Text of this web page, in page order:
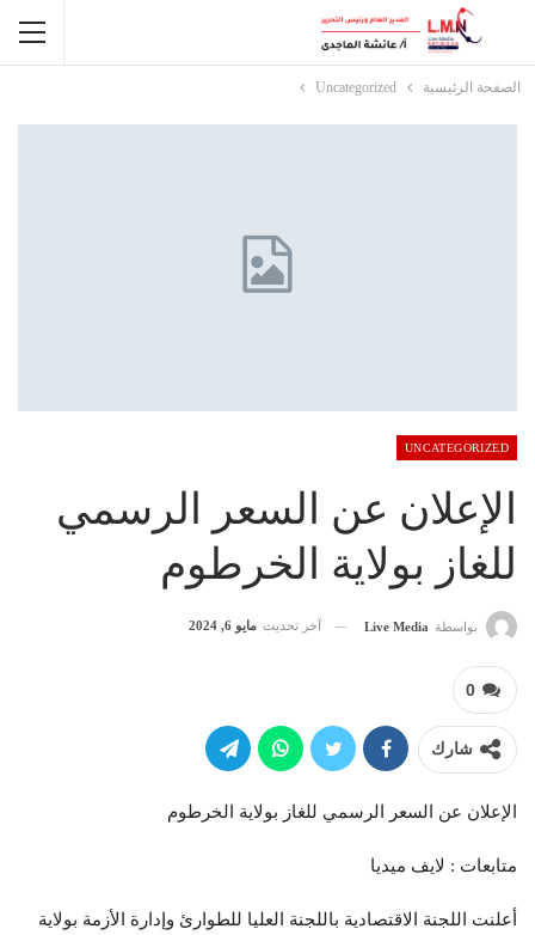
الصفحة الرئيسية Uncategorized
UNCATEGORIZED
الإعلان عن السعر الرسمي
للغاز بولاية الخرطوم
بواسطة Live Media آخر تحديث مايو 6, 2024
0
شارك
الإعلان عن السعر الرسمي للغاز بولاية الخرطوم
متابعات : لايف ميديا
أعلنت اللجنة الاقتصادية باللجنة العليا للطوارئ وإدارة الأزمة بولاية